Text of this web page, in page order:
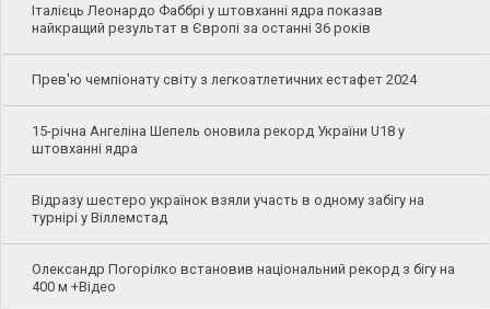
Італієць Леонардо Фаббрі у штовханні ядра показав
найкращий результат в Європі за останні 36 років
Прев'ю чемпіонату світу з легкоатлетичних естафет 2024
15-річна Ангеліна Шепель оновила рекорд України U18 у
штовханні ядра
Відразу шестеро українок взяли участь в одному забігу на
турнірі у Віллемстад
Олександр Погорілко встановив національний рекорд з бігу на
400 м +Відео